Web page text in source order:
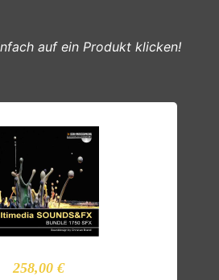
auf ein Produkt klicken!
258,00 €